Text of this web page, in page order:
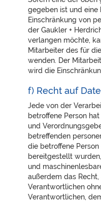
gegeben ist und eine
Einschränkung von
der Gaukler +
verlangen möchte,
Mitarbeiter des für
wenden. Der
wird die
f) Recht auf
Jede von der
betroffene Person
und
betreffenden
die betroffene
bereitgestellt
und
außerdem das
Verantwortlichen
Verantwortlichen,